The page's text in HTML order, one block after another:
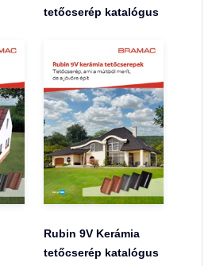
tetőcserép katalógus
Rubin 9V Kerámia
tetőcserép katalógus